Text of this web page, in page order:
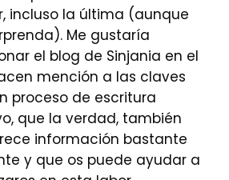
incluso la última (aunque
Me gustaría
el blog de Sinjania en el
mención a las claves
proceso de escritura
que la verdad, también
información bastante
y que os puede ayudar a